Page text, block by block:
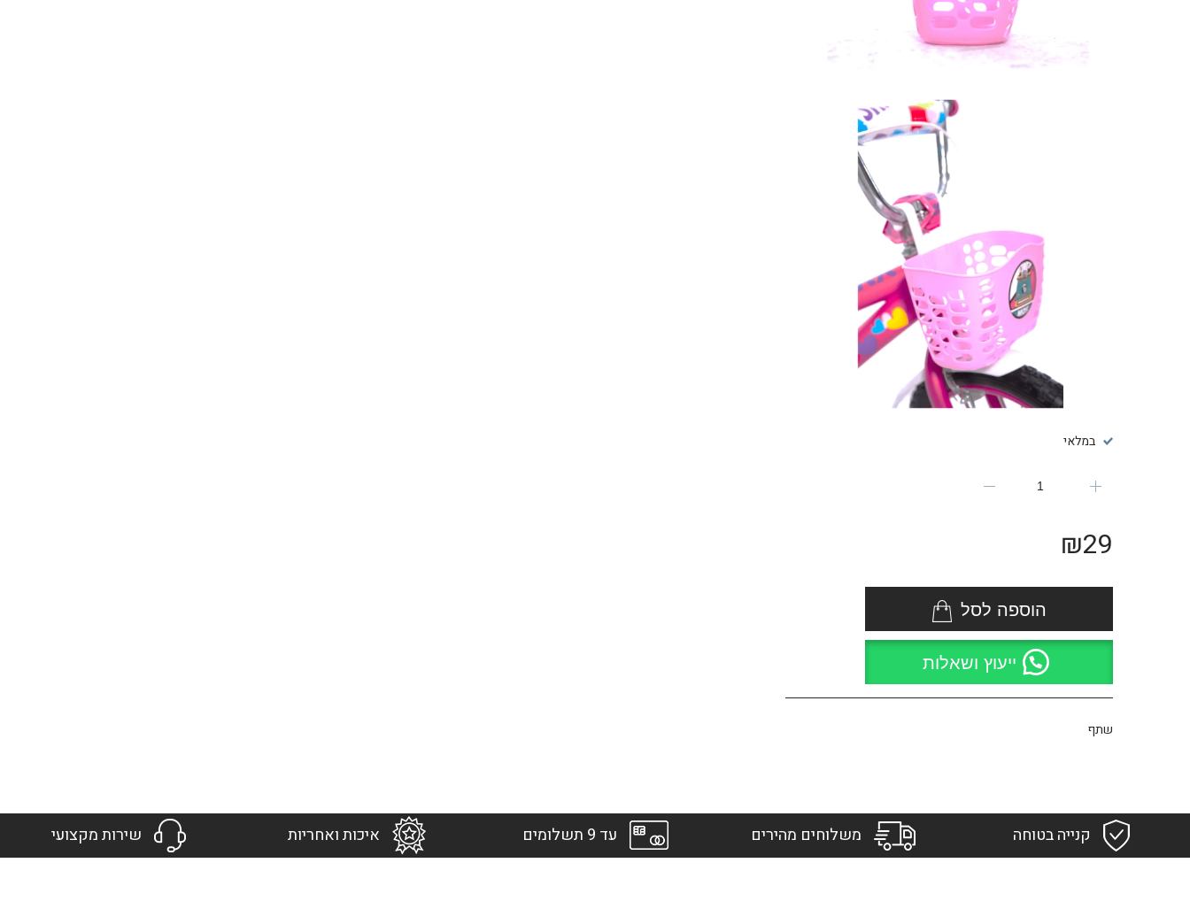
במלאי
₪29
הוספה לסל
ייעוץ ושאלות
שתף
קנייה בטוחה משלוחים מהירים עד 9 תשלומים איכות ואחריות שירות מקצועי